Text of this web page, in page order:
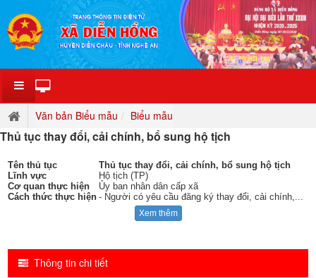
Văn bản Biểu mẫu Biểu mẫu
Thủ tục thay đổi, cải chính, bổ sung hộ tịch
Tên thủ tục
Thủ tục thay đổi, cải chính, bổ sung hộ tịch
Lĩnh vực
Hộ tịch (TP)
Cơ quan thực hiện
Ủy ban nhân dân cấp xã
Cách thức thực hiện - Người có yêu cầu đăng ký thay đổi, cải chính,
Xem thêm
Thông tin chi tiết